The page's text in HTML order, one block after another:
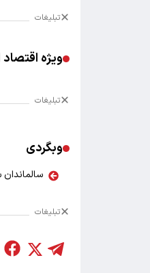
تبلیغات
ویژه اقتصاد
تبلیغات
وبگردی
سالماندان
تبلیغات